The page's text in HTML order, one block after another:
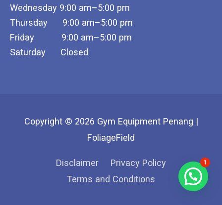
Wednesday 9:00 am–5:00 pm
Thursday 9:00 am–5:00 pm
Friday 9:00 am–5:00 pm
Saturday Closed
Copyright © 2026 Gym Equipment Penang |
FoliageField
Disclaimer
Privacy Policy
Terms and Conditions
1